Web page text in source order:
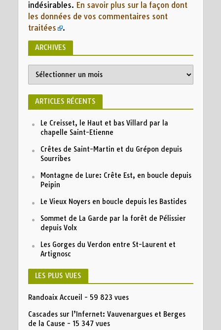
indésirables. En savoir plus sur la façon dont
les données de vos commentaires sont
traitées
.
ARCHIVES
ARTICLES RÉCENTS
Le Creisset, le Haut et bas Villard par la
chapelle Saint-Etienne
Crêtes de Saint-Martin et du Grépon depuis
Sourribes
Montagne de Lure: Crête Est, en boucle depuis
Peipin
Le Vieux Noyers en boucle depuis les Bastides
Sommet de La Garde par la forêt de Pélissier
depuis Volx
Les Gorges du Verdon entre St-Laurent et
Artignosc
LES PLUS VUES
Randoaix Accueil - 59 823 vues
Cascades sur l’Infernet: Vauvenargues et Berges
de la Cause - 15 347 vues